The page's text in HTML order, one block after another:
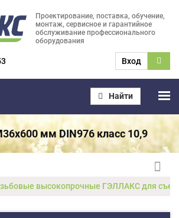
Проектирование, поставка, обучение,
монтаж, сервисное и гарантийное
обслуживание профессионального
оборудования
Вход
Найти
мм DIN976 класс 10,9
высокопрочные ГЭЛЛАКС для